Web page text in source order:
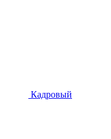
Кадровый